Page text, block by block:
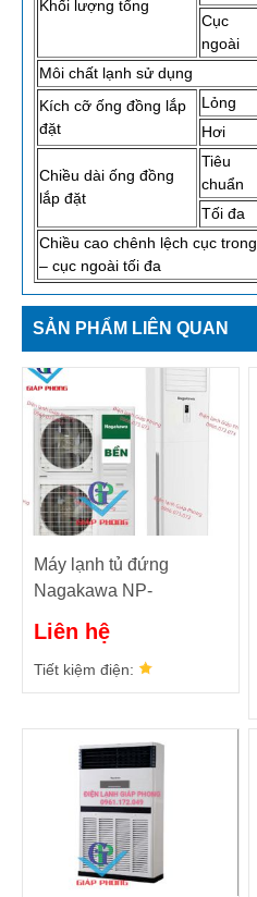
Khối lượng tổng
Cục
ngoài
Môi chất lạnh sử dụng
Kích cỡ ống đồng lắp
đặt
Lỏng
Hơi
Chiều dài ống đồng
lắp đặt
Tiêu
chuẩn
Tối đa
Chiều cao chênh lệch cục trong
– cục ngoài tối đa
SẢN PHẨM LIÊN QUAN
Máy lạnh tủ đứng
Nagakawa NP-
Liên hệ
Tiết kiệm điện: